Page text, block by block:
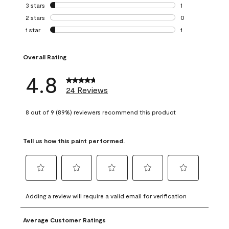
0 reviews with 4
3 stars stars
1
1 review with 3
2 stars stars
0
0 reviews with 2
1 star stars
1
Overall Rating
4.8 24 Reviews
8 out of 9 (89%) reviewers recommend this product
Tell us how this paint performed.
to
rate
the
item
to
rate
the
to
rate
the
item
to
rate
to
rate
Adding a review will require a valid email for verification
Average Customer Ratings